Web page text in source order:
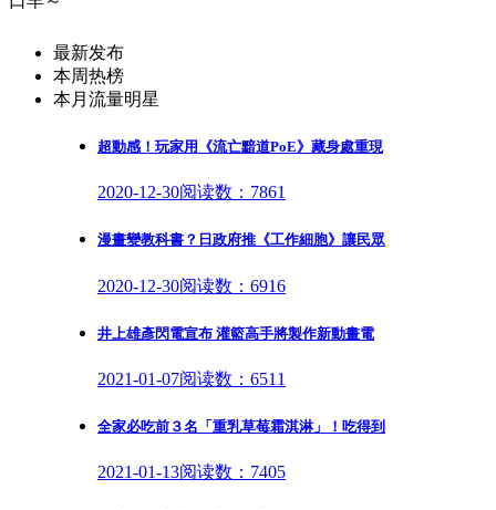
最新发布
本周热榜
本月流量明星
超動感！玩家用《流亡黯道PoE》藏身處重現
2020-12-30阅读数：7861
漫畫變教科書？日政府推《工作細胞》讓民眾
2020-12-30阅读数：6916
井上雄彥閃電宣布 灌籃高手將製作新動畫電
2021-01-07阅读数：6511
全家必吃前３名「重乳草莓霜淇淋」！吃得到
2021-01-13阅读数：7405